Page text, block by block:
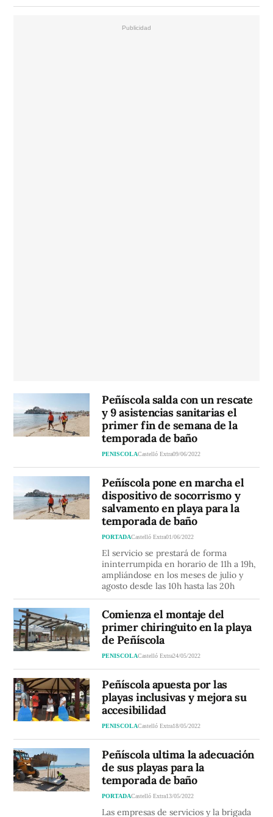
Peñíscola salda con un rescate
y 9 asistencias sanitarias el
primer fin de semana de la
temporada de baño
PENISCOLACastelló Extra09/06/2022
Peñíscola pone en marcha el
dispositivo de socorrismo y
salvamento en playa para la
temporada de baño
PORTADACastelló Extra01/06/2022
El servicio se prestará de forma
ininterrumpida en horario de 11h a 19h,
ampliándose en los meses de julio y
agosto desde las 10h hasta las 20h
Comienza el montaje del
primer chiringuito en la playa
de Peñíscola
PENISCOLACastelló Extra24/05/2022
Peñíscola apuesta por las
playas inclusivas y mejora su
accesibilidad
PENISCOLACastelló Extra18/05/2022
Peñíscola ultima la adecuación
de sus playas para la
temporada de baño
PORTADACastelló Extra13/05/2022
Las empresas de servicios y la brigada